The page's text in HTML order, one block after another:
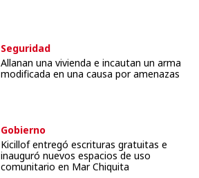
Seguridad
Allanan una vivienda e incautan un arma
modificada en una causa por amenazas
Gobierno
Kicillof entregó escrituras gratuitas e
inauguró nuevos espacios de uso
comunitario en Mar Chiquita